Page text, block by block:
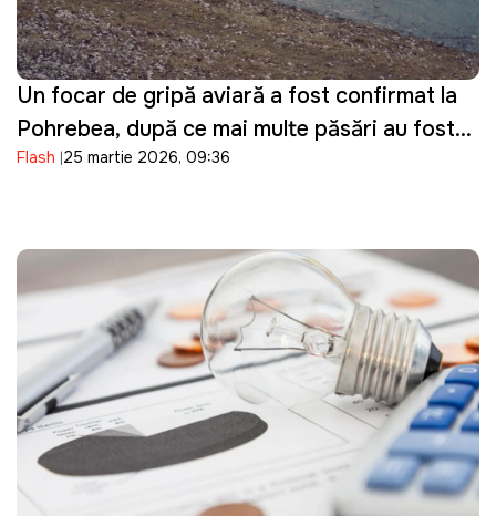
Un focar de gripă aviară a fost confirmat la
Pohrebea, după ce mai multe păsări au fost
descoperite moarte pe Nistru
Flash 25 martie 2026, 09:36